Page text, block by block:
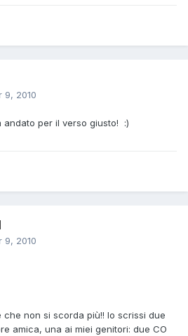
9, 2010
andato per il verso giusto! :)
9, 2010
che non si scorda più!! Io scrissi due
amica, una ai miei genitori: due CO